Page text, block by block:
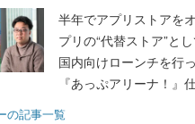
半年でアプリストアをオープ
プリの“代替ストア”と
国内向けローンチを行
『あっぷアリーナ！』
てみた
の記事一覧